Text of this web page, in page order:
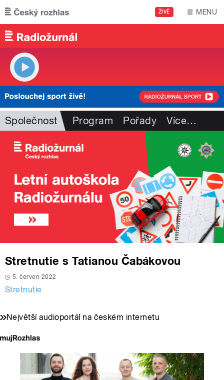
Přejít k hlavnímu obsahu
ŽIVĚ MENU
Společnost Program Pořady Více…
Stretnutie s Tatianou Čabákovou
5. červen 2022
Stretnutie
Největší audioportál na českém internetu